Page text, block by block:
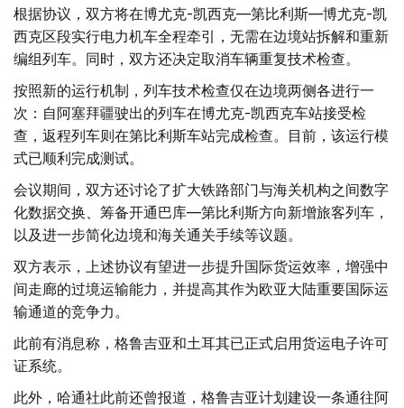
根据协议，双方将在博尤克-凯西克—第比利斯—博尤克-凯
西克区段实行电力机车全程牵引，无需在边境站拆解和重新
编组列车。同时，双方还决定取消车辆重复技术检查。
按照新的运行机制，列车技术检查仅在边境两侧各进行一
次：自阿塞拜疆驶出的列车在博尤克-凯西克车站接受检
查，返程列车则在第比利斯车站完成检查。目前，该运行模
式已顺利完成测试。
会议期间，双方还讨论了扩大铁路部门与海关机构之间数字
化数据交换、筹备开通巴库—第比利斯方向新增旅客列车，
以及进一步简化边境和海关通关手续等议题。
双方表示，上述协议有望进一步提升国际货运效率，增强中
间走廊的过境运输能力，并提高其作为欧亚大陆重要国际运
输通道的竞争力。
此前有消息称，格鲁吉亚和土耳其已正式启用货运电子许可
证系统。
此外，哈通社此前还曾报道，格鲁吉亚计划建设一条通往阿